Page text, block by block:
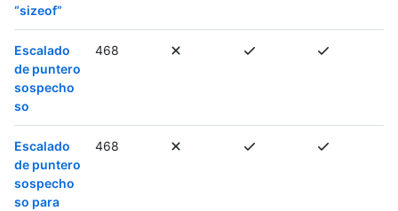
“sizeof”
Escalado
de puntero
sospecho
so
468
Escalado
de puntero
sospecho
so para
468